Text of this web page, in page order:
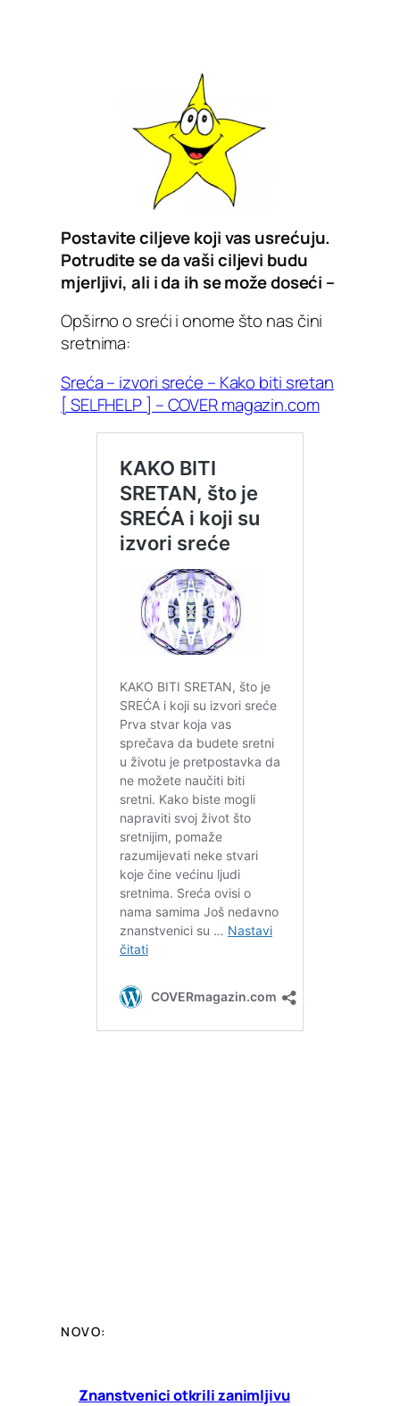
Postavite ciljeve koji vas usrećuju.
Potrudite se da vaši ciljevi budu
mjerljivi, ali i da ih se može doseći –
Opširno o sreći i onome što nas čini
sretnima:
Sreća – izvori sreće – Kako biti sretan
[ SELFHELP ] – COVER magazin.com
NOVO:
Znanstvenici otkrili zanimljivu